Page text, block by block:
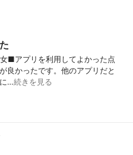
■アプリを利用してよかった点
良かったです。他のアプリだと
…続きを見る